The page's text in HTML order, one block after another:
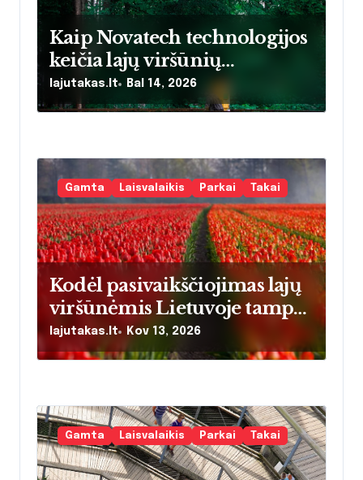
a
r
p
į
r
a
š
ų
Kaip Novatech technologijos
keičia lajų viršūnių
pasivaikščiojimų patirtį:
praktinis vadovas
lajutakas.lt Bal 14, 2026
Gamta Laisvalaikis Parkai Takai
Kodėl pasivaikščiojimas lajų
viršūnėmis Lietuvoje tampa
populiariausia šeimos
pramoga – ir ką būtina
lajutakas.lt Kov 13, 2026
Gamta Laisvalaikis Parkai Takai